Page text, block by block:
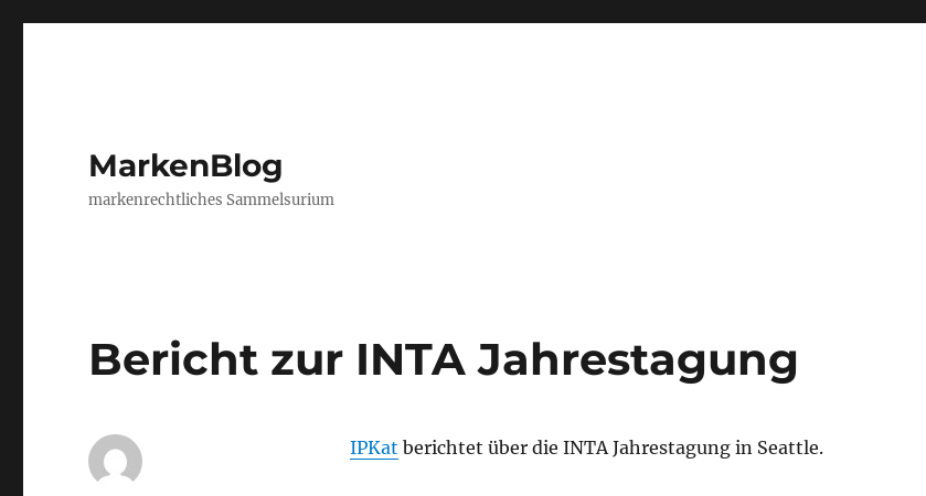
MarkenBlog
markenrechtliches Sammelsurium
Bericht zur INTA Jahrestagung
IPKat berichtet über die INTA Jahrestagung in Seattle.